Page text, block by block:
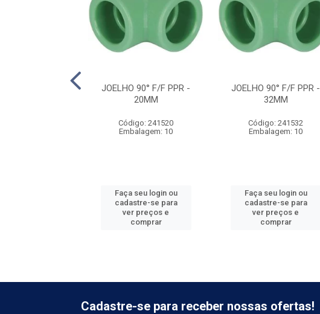
JOELHO 90° F/F PPR -
20MM
Código: 241520
Embalagem: 10
Faça seu login ou
cadastre-se para
ver preços e
comprar
JOELHO 90° F/F PPR -
32MM
Código: 241532
Embalagem: 10
Faça seu login ou
cadastre-se para
ver preços e
comprar
Cadastre-se para receber nossas ofertas!